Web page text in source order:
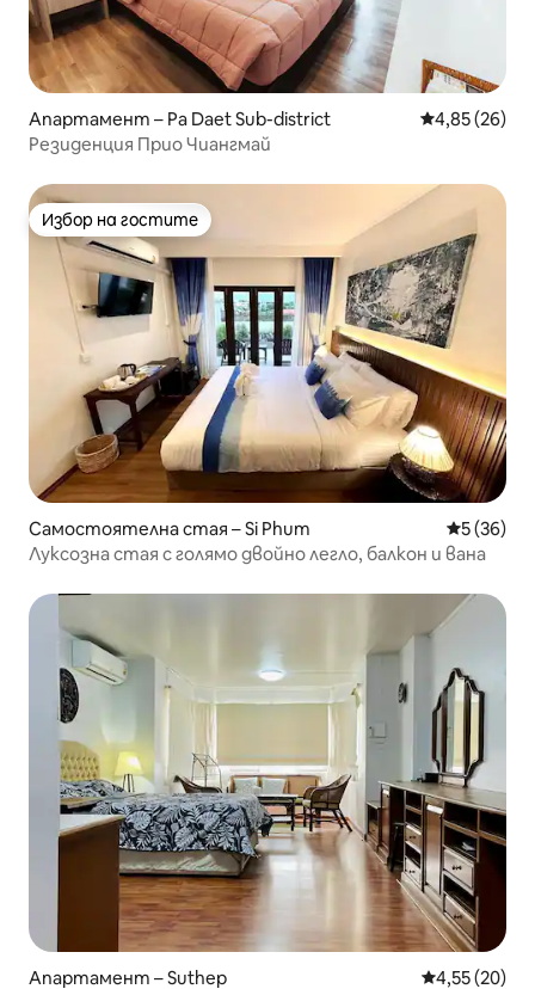
Апартамент – Pa Daet Sub-district Средна
4,85 (26)
Резиденция Прио Чиангмай
Избор на гостите
Избор на гостите
Самостоятелна стая – Si Phum Средна
5 (36)
Луксозна стая с голямо двойно легло, балкон и вана
Апартамент – Suthep Средна
4,55 (20)